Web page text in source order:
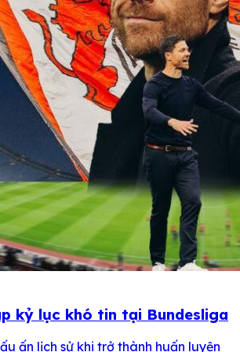
kỷ lục khó tin tại Bundesliga
ấn lịch sử khi trở thành huấn luyện